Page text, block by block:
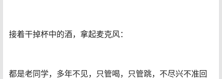
接着干掉杯中的酒，拿起麦克风：
都是老同学，多年不见，只管喝，只管跳，不尽兴不准回